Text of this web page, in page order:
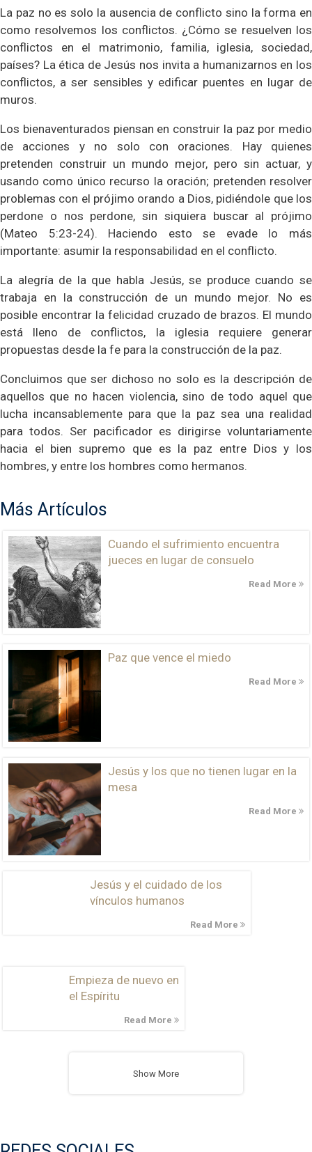
La paz no es solo la ausencia de conflicto sino la forma en
como resolvemos los conflictos. ¿Cómo se resuelven los
conflictos en el matrimonio, familia, iglesia, sociedad,
países? La ética de Jesús nos invita a humanizarnos en los
conflictos, a ser sensibles y edificar puentes en lugar de
muros.
Los bienaventurados piensan en construir la paz por medio
de acciones y no solo con oraciones. Hay quienes
pretenden construir un mundo mejor, pero sin actuar, y
usando como único recurso la oración; pretenden resolver
problemas con el prójimo orando a Dios, pidiéndole que los
perdone o nos perdone, sin siquiera buscar al prójimo
(Mateo 5:23-24). Haciendo esto se evade lo más
importante: asumir la responsabilidad en el conflicto.
La alegría de la que habla Jesús, se produce cuando se
trabaja en la construcción de un mundo mejor. No es
posible encontrar la felicidad cruzado de brazos. El mundo
está lleno de conflictos, la iglesia requiere generar
propuestas desde la fe para la construcción de la paz.
Concluimos que ser dichoso no solo es la descripción de
aquellos que no hacen violencia, sino de todo aquel que
lucha incansablemente para que la paz sea una realidad
para todos. Ser pacificador es dirigirse voluntariamente
hacia el bien supremo que es la paz entre Dios y los
hombres, y entre los hombres como hermanos.
Más Artículos
Cuando el sufrimiento encuentra
jueces en lugar de consuelo
Read More
Paz que vence el miedo
Read More
Jesús y los que no tienen lugar en la
mesa
Read More
Jesús y el cuidado de los
vínculos humanos
Read More
Empieza de nuevo en
el Espíritu
Read More
Show More